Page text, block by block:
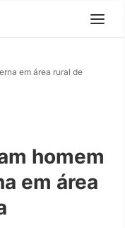
em área rural de
homem
em área